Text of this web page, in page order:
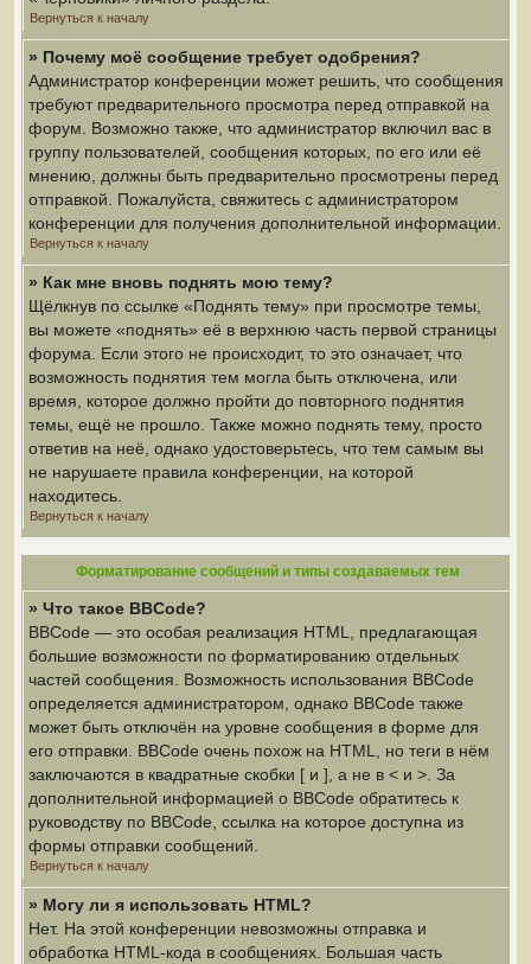
Вернуться к началу
» Почему моё сообщение требует одобрения?
Администратор конференции может решить, что сообщения
требуют предварительного просмотра перед отправкой на
форум. Возможно также, что администратор включил вас в
группу пользователей, сообщения которых, по его или её
мнению, должны быть предварительно просмотрены перед
отправкой. Пожалуйста, свяжитесь с администратором
конференции для получения дополнительной информации.
Вернуться к началу
» Как мне вновь поднять мою тему?
Щёлкнув по ссылке «Поднять тему» при просмотре темы,
вы можете «поднять» её в верхнюю часть первой страницы
форума. Если этого не происходит, то это означает, что
возможность поднятия тем могла быть отключена, или
время, которое должно пройти до повторного поднятия
темы, ещё не прошло. Также можно поднять тему, просто
ответив на неё, однако удостоверьтесь, что тем самым вы
не нарушаете правила конференции, на которой
находитесь.
Вернуться к началу
Форматирование сообщений и типы создаваемых тем
» Что такое BBCode?
BBCode — это особая реализация HTML, предлагающая
большие возможности по форматированию отдельных
частей сообщения. Возможность использования BBCode
определяется администратором, однако BBCode также
может быть отключён на уровне сообщения в форме для
его отправки. BBCode очень похож на HTML, но теги в нём
заключаются в квадратные скобки [ и ], а не в < и >. За
дополнительной информацией о BBCode обратитесь к
руководству по BBCode, ссылка на которое доступна из
формы отправки сообщений.
Вернуться к началу
» Могу ли я использовать HTML?
Нет. На этой конференции невозможны отправка и
обработка HTML-кода в сообщениях. Большая часть